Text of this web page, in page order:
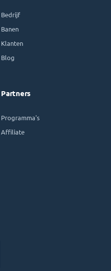
Bedrijf
Banen
Klanten
Blog
Partners
Programma's
Affiliate